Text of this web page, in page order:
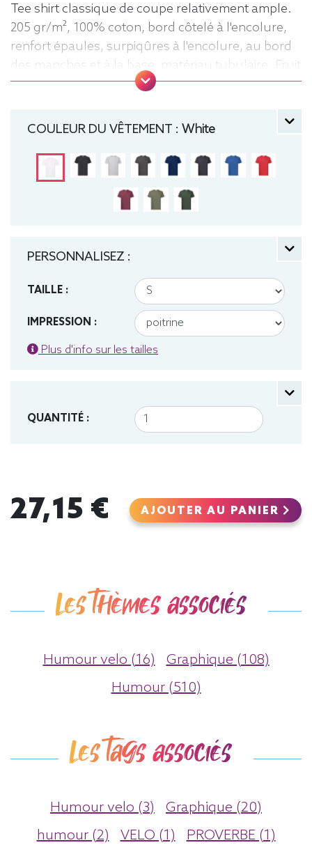
Tee shirt classique de coupe relativement ample.
205 gr/m², 100% coton, bord côtelé à l'encolure,
renfort épaules, surpiqûres à l'encolure, au bord
des manches et à la base, matériau tubulaire. Fruit
of the loom, Tee-shirt, manche courte, Homme,
COULEUR DU VÊTEMENT : White
PERSONNALISEZ :
TAILLE :
IMPRESSION :
Plus d'info sur les tailles
QUANTITÉ :
27,15 € AJOUTER AU PANIER
Les thèmes associés
Humour velo (16)
Graphique (108)
Humour (510)
Les tags associés
Humour velo (3)
Graphique (20)
humour (2)
VELO (1) PROVERBE (1)